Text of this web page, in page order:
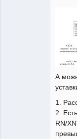
А
1.
2.
RN/